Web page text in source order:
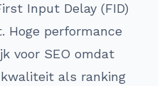
Input Delay (FID)
Hoge performance
voor SEO omdat
als ranking